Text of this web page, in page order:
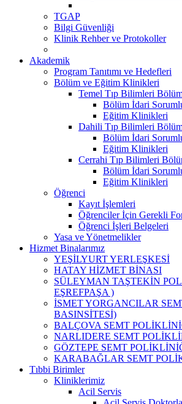
TGAP
Bilgi Güvenliği
Klinik Rehber ve Protokoller
Akademik
Program Tanıtımı ve Hedefleri
Bölüm ve Eğitim Klinikleri
Temel Tıp Bilimleri
Bölüm İdari
Eğitim Klinikleri
Dahili Tıp Bilimleri
Bölüm İdari
Eğitim Klinikleri
Cerrahi Tıp Bilimleri
Bölüm İdari
Eğitim Klinikleri
Öğrenci
Kayıt İşlemleri
Öğrenciler İçin Gerekli
Öğrenci İşleri Belgeleri
Yasa ve Yönetmelikler
Hizmet Binalarımız
YEŞİLYURT YERLEŞKESİ
HATAY HİZMET BİNASI
SÜLEYMAN TAŞTEKİN
EŞREFPAŞA )
İSMET YORGANCILAR
BASINSİTESİ)
BALÇOVA SEMT
NARLIDERE SEMT
GÖZTEPE SEMT
KARABAĞLAR SEMT
Tıbbi Birimler
Kliniklerimiz
Acil Servis